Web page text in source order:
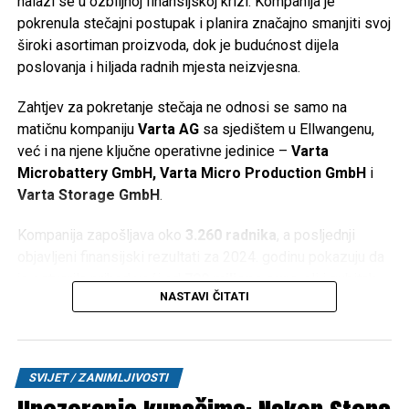
pokrenula stečajni postupak i planira značajno smanjiti svoj
široki asortiman proizvoda, dok je budućnost dijela
poslovanja i hiljada radnih mjesta neizvjesna.
Zahtjev za pokretanje stečaja ne odnosi se samo na
matičnu kompaniju Varta AGsa sjedištem u Ellwangenu,
već i na njene ključne operativne jedinice – Varta
Microbattery GmbH, Varta Micro Production GmbHi
Varta Storage GmbH.
Kompanija zapošljava oko 3.260 radnika , a posljednji
je ostvarila prihod veći od790 miliona eura, ali i gubitak
64,5 miliona eura.
Gubitak Applea i zatvaranje fabrike
Jedan od najvećih udaraca za Vartu bio je gubitak
kompanijeApplekao ključnog kupca. Fabrika u bavarskom
NASTAVI ČITATI
SVIJET / ZANIMLJIVOSTI